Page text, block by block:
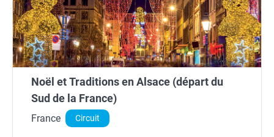
Noël et Traditions en Alsace (départ du
Sud de la France)
France Circuit